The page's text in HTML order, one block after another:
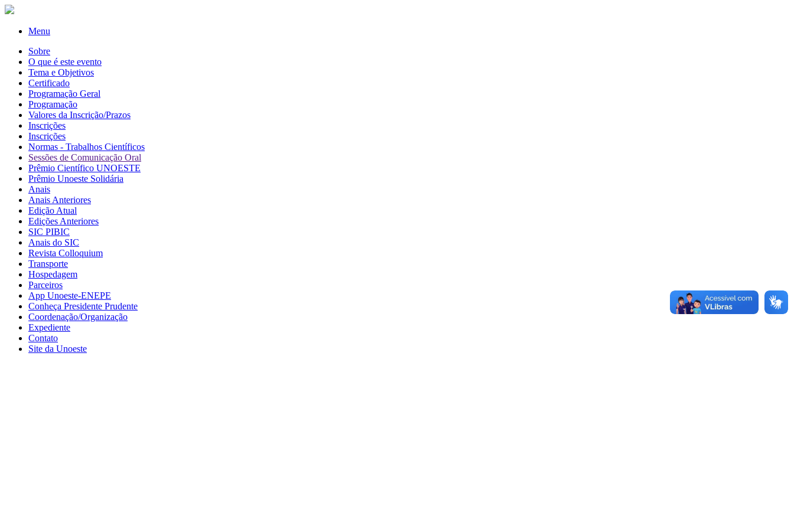
Menu
Sobre
O que é este evento
Tema e Objetivos
Certificado
Programação Geral
Programação
Valores da Inscrição/Prazos
Inscrições
Inscrições
Normas - Trabalhos Científicos
Sessões de Comunicação Oral
Prêmio Científico UNOESTE
Prêmio Unoeste Solidária
Anais
Anais Anteriores
Edição Atual
Edições Anteriores
SIC PIBIC
Anais do SIC
Revista Colloquium
Transporte
Hospedagem
Parceiros
App Unoeste-ENEPE
Conheça Presidente Prudente
Coordenação/Organização
Expediente
Contato
Site da Unoeste